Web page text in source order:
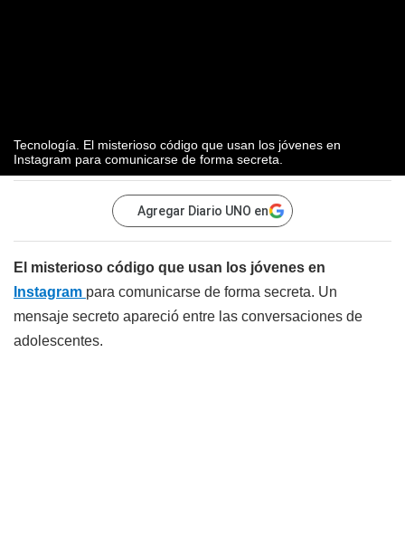
Tecnología. El misterioso código que usan los jóvenes en
Instagram para comunicarse de forma secreta.
Agregar Diario UNO en
El misterioso código que usan los jóvenes en
Instagram para comunicarse de forma secreta. Un
mensaje secreto apareció entre las conversaciones de
adolescentes.